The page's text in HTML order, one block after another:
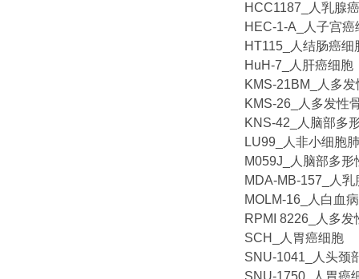
HCC1187_人乳腺
HEC-1-A_人子宫癌
HT115_人结肠癌细
HuH-7_人肝癌细胞
KMS-21BM_人多
KMS-26_人多发性
KNS-42_人脑部多
LU99_人非小细胞
M059J_人脑部多
MDA-MB-157_人乳
MOLM-16_人白血
RPMI 8226_人多发
SCH_人胃癌细胞
SNU-1041_人头颈
SNU-1750_人胃癌